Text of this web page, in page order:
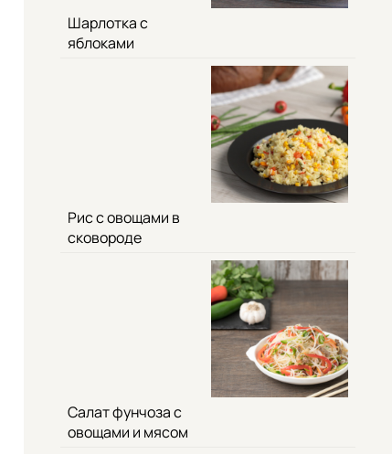
Шарлотка с
яблоками
Рис с овощами в
сковороде
Салат фунчоза с
овощами и мясом